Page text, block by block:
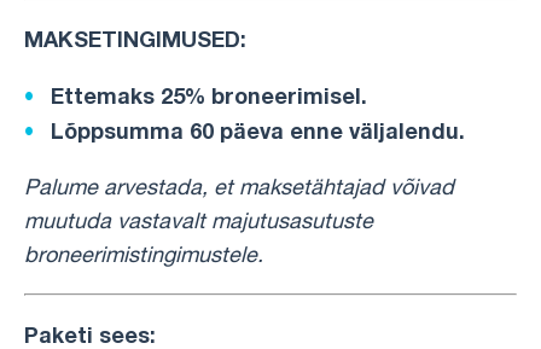
MAKSETINGIMUSED:
Ettemaks 25% broneerimisel.
Lõppsumma 60 päeva enne väljalendu.
Palume arvestada, et maksetähtajad võivad
muutuda vastavalt majutusasutuste
broneerimistingimustele.
Paketi sees: